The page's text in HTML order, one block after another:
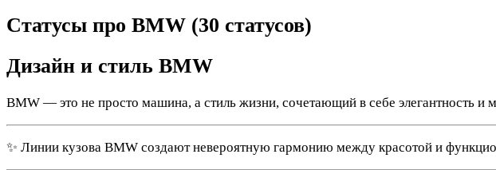
Статусы про BMW (30 статусов)
Дизайн и стиль BMW
BMW — это не просто машина, а стиль жизни, сочетающий в себе элегантность и
✨ Линии кузова BMW создают невероятную гармонию между красотой и